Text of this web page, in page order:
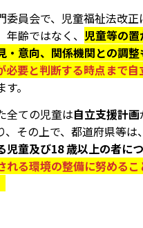
委員会で、児童福祉法改正
齢ではなく、 児童等の
・意向、関係機関との調
必要と判断する時点まで自
。
全ての児童は自立支援計画
その上で、都道府県等は、
童及び18 歳以上の者につ
れる環境の整備に努めるこ